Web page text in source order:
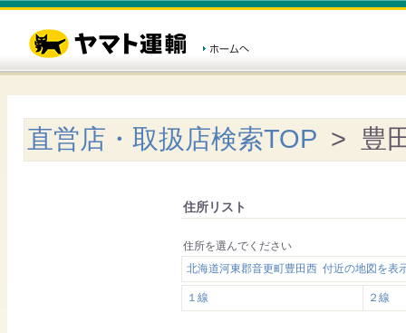
直営店・取扱店検索TOP > 豊
住所リスト
住所を選んでください
北海道河東郡音更町豊田西 付近の地図を表
１線 ２線